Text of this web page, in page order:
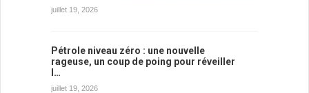
juillet 19, 2026
Pétrole niveau zéro : une nouvelle
rageuse, un coup de poing pour réveiller
l…
juillet 19, 2026